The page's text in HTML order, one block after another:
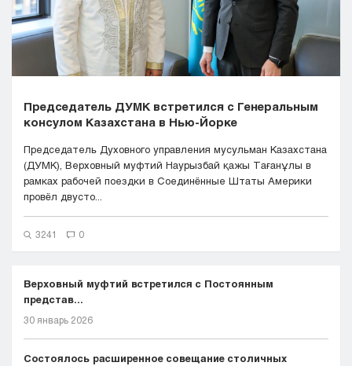
Тараз
Туркестан
Уральск
Усть-Каменогорск
Председатель ДУМК встретился с Генеральным
консулом Казахстана в Нью-Йорке
Председатель Духовного управления мусульман Казахстана
(ДУМК), Верховный муфтий Наурызбай қажы Тағанұлы в
рамках рабочей поездки в Соединённые Штаты Америки
провёл двусто...
3241 0
Верховный муфтий встретился с Постоянным
представ...
30 январь 2026
Состоялось расширенное совещание столичных